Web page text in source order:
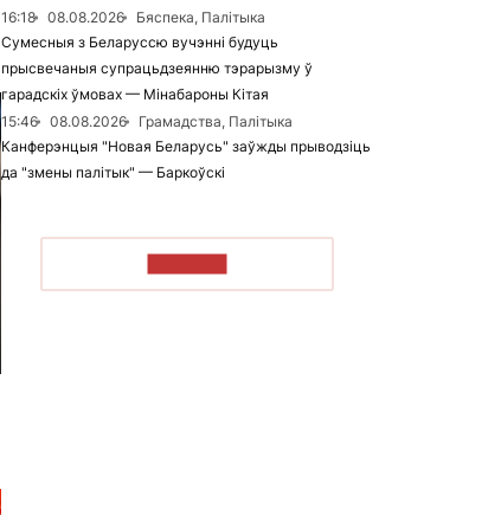
16:18
08.08.2026
Бяспека, Палітыка
Сумесныя з Беларуссю вучэнні будуць
прысвечаныя супрацьдзеянню тэрарызму ў
гарадскіх ўмовах — Мінабароны Кітая
15:46
08.08.2026
Грамадства, Палітыка
Канферэнцыя "Новая Беларусь" заўжды прыводзіць
да "змены палітык" — Баркоўскі